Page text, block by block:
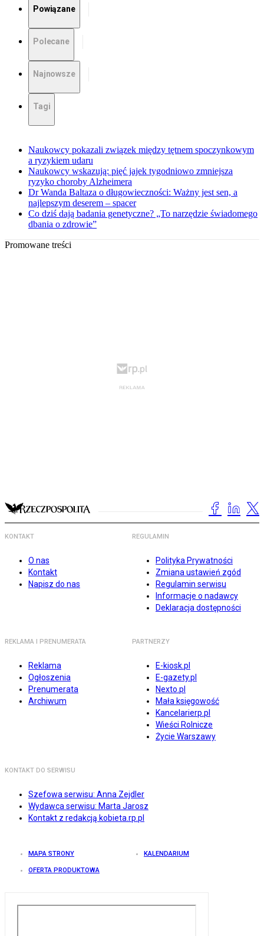
Powiązane
Polecane
Najnowsze
Tagi
Naukowcy pokazali związek między tętnem spoczynkowym
a ryzykiem udaru
Naukowcy wskazują: pięć jajek tygodniowo zmniejsza
ryzyko choroby Alzheimera
Dr Wanda Baltaza o długowieczności: Ważny jest sen, a
najlepszym deserem – spacer
Co dziś dają badania genetyczne? „To narzędzie świadomego
dbania o zdrowie”
Promowane treści
KONTAKT
O nas
Kontakt
Napisz do nas
REGULAMIN
Polityka Prywatności
Zmiana ustawień zgód
Regulamin serwisu
Informacje o nadawcy
Deklaracja dostępności
REKLAMA I PRENUMERATA
Reklama
Ogłoszenia
Prenumerata
Archiwum
PARTNERZY
E-kiosk.pl
E-gazety.pl
Nexto.pl
Mała księgowość
Kancelarierp.pl
Wieści Rolnicze
Życie Warszawy
KONTAKT DO SERWISU
Szefowa serwisu: Anna Zejdler
Wydawca serwisu: Marta Jarosz
Kontakt z redakcją kobieta.rp.pl
MAPA STRONY KALENDARIUM
OFERTA PRODUKTOWA